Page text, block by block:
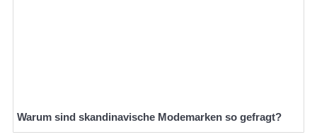
Warum sind skandinavische Modemarken so gefragt?